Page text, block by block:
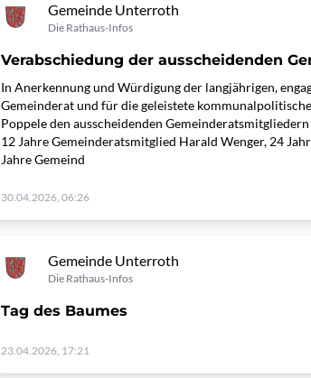
Gemeinde Unterroth
Die Rathaus-Infos
Verabschiedung der ausscheidenden
In Anerkennung und Würdigung der langjährigen,
Gemeinderat und für die geleistete
Poppele den ausscheidenden
12 Jahre Gemeinderatsmitglied Harald Wenger, 24
Jahre Gemeind
30.04.2026, 06:26
Gemeinde Unterroth
Die Rathaus-Infos
Tag des Baumes
23.04.2026, 17:21